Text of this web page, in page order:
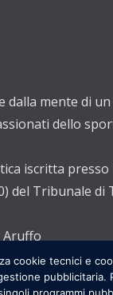
dalla mente di
dello
iscritta presso
del Tribunale di
Aruffo
Sportopolis
cookie tecnici e
pubblicitaria.